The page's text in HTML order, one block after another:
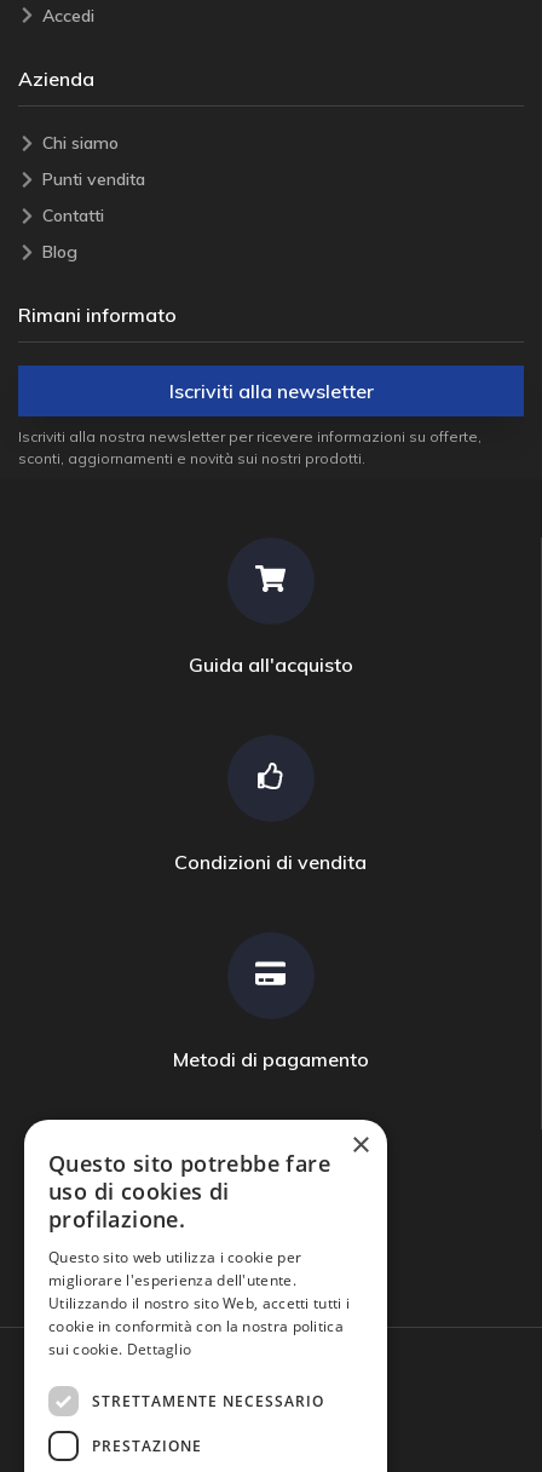
Accedi
Azienda
Chi siamo
Punti vendita
Contatti
Blog
Rimani informato
Iscriviti alla newsletter
Iscriviti alla nostra newsletter per ricevere informazioni su offerte,
sconti, aggiornamenti e novità sui nostri prodotti.
Guida all'acquisto
Condizioni di vendita
Metodi di pagamento
Domande frequenti
×
Questo sito potrebbe fare
uso di cookies di
profilazione.
Questo sito web utilizza i cookie per
migliorare l'esperienza dell'utente.
Utilizzando il nostro sito Web, accetti tutti i
cookie in conformità con la nostra politica
sui cookie. Dettaglio
STRETTAMENTE NECESSARIO
PRESTAZIONE